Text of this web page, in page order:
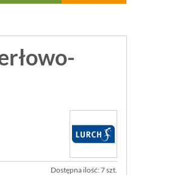
Dostępna ilość: 7 szt.